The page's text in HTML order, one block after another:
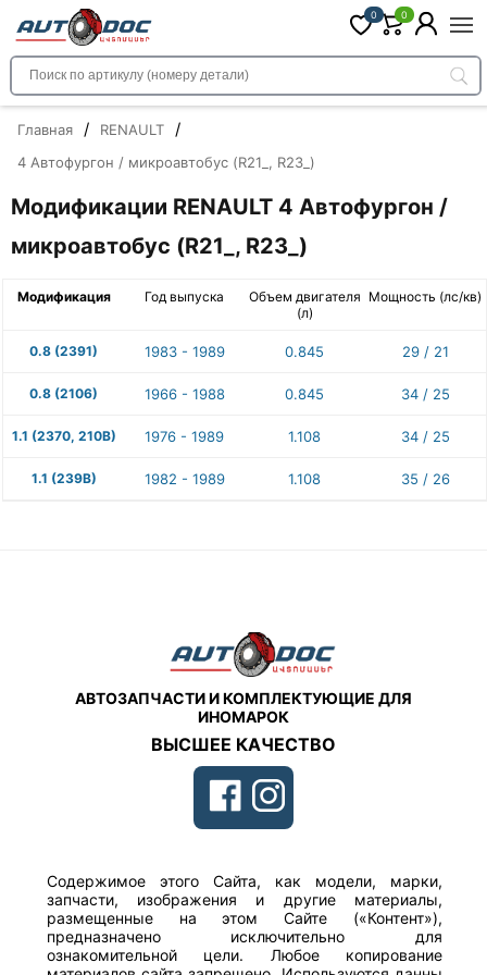
0 0
Главная / RENAULT /
4 Автофургон / микроавтобус (R21_, R23_)
Модификации RENAULT 4 Автофургон /
микроавтобус (R21_, R23_)
Модификация Год выпуска
Объем двигателя
(л)
Мощность (лс/кв)
0.8 (2391) 1983 - 1989 0.845 29 / 21
0.8 (2106) 1966 - 1988 0.845 34 / 25
1.1 (2370, 210B) 1976 - 1989 1.108 34 / 25
1.1 (239B) 1982 - 1989 1.108 35 / 26
АВТОЗАПЧАСТИ И КОМПЛЕКТУЮЩИЕ ДЛЯ
ИНОМАРОК
ВЫСШЕЕ КАЧЕСТВО
Содержимое этого Сайта, как модели, марки,
запчасти, изображения и другие материалы,
размещенные на этом Сайте («Контент»),
предназначено исключительно для
ознакомительной цели. Любое копирование